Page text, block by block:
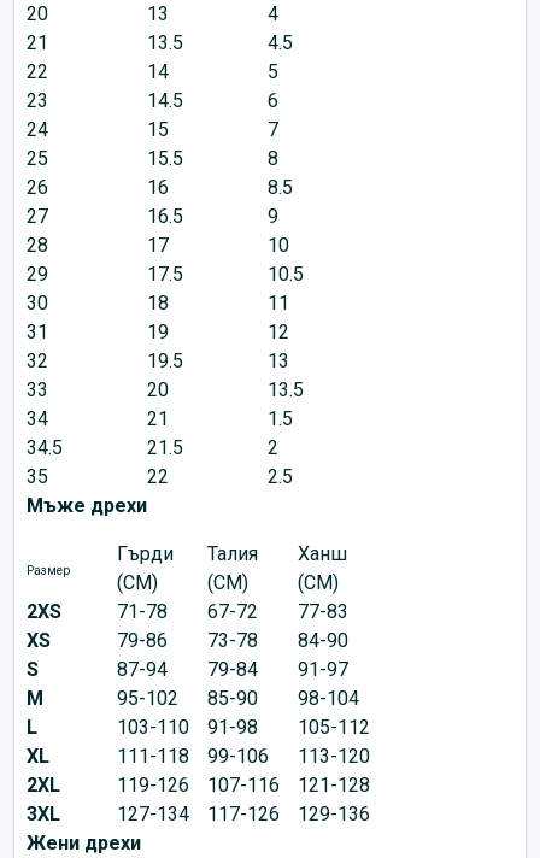
20
13
4
21
13.5
4.5
22
14
5
23
14.5
6
24
15
7
25
15.5
8
26
16
8.5
27
16.5
9
28
17
10
29
17.5
10.5
30
18
11
31
19
12
32
19.5
13
33
20
13.5
34
21
1.5
34.5
21.5
2
35
22
2.5
Мъже дрехи
Размер
Гърди
(CM)
Талия
(CM)
Ханш
(CM)
2XS
71-78 67-72
77-83
XS
79-86 73-78
84-90
S
87-94 79-84
91-97
M
95-102 85-90
98-104
L
103-110 91-98
105-112
XL
111-118 99-106
113-120
2XL
119-126 107-116
121-128
3XL
127-134 117-126
129-136
Жени дрехи